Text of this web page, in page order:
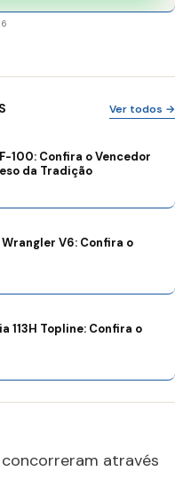
Ver todos →
100: Confira o Vencedor
da Tradição
V6: Confira o
113H Topline: Confira o
através